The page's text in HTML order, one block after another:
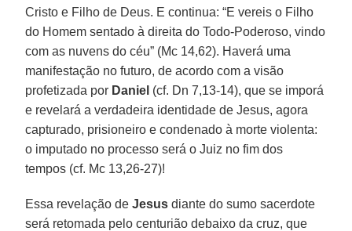
Cristo e Filho de Deus. E continua: “E vereis o Filho
do Homem sentado à direita do Todo-Poderoso, vindo
com as nuvens do céu” (Mc 14,62). Haverá uma
manifestação no futuro, de acordo com a visão
profetizada por Daniel (cf. Dn 7,13-14), que se imporá
e revelará a verdadeira identidade de Jesus, agora
capturado, prisioneiro e condenado à morte violenta:
o imputado no processo será o Juiz no fim dos
tempos (cf. Mc 13,26-27)!
Essa revelação deJesus diante do sumo sacerdote
será retomada pelo centurião debaixo da cruz, que